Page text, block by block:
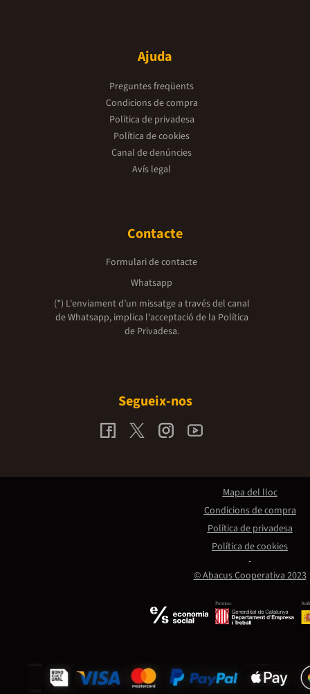
Ajuda
Preguntes freqüents
Condicions de compra
Política de privadesa
Política de cookies
Canal de denúncies
Avís legal
Contacte
Formulari de contacte
Whatsapp
(*) L'enviament d’un missatge a través del canal
de Whatsapp, implica l'acceptació de la Política
de Privadesa.
Segueix-nos
Promou:
© Abacus Cooperativa 2023
Mapa del lloc
Condicions de compra
Política de privadesa
Política de cookies